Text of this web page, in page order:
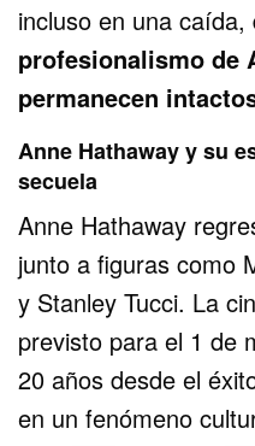
incluso en una caída,
profesionalismo de
permanecen
Anne Hathaway y su
secuela
Anne Hathaway
junto a figuras como
y Stanley Tucci. La
previsto para el 1 de
20 años desde el
en un fenómeno